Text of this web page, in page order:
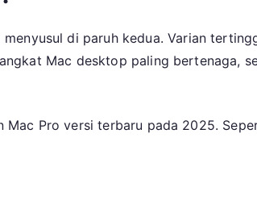
di paruh kedua. Varian
Mac desktop paling bertenaga,
Mac Pro versi terbaru pada 2025.